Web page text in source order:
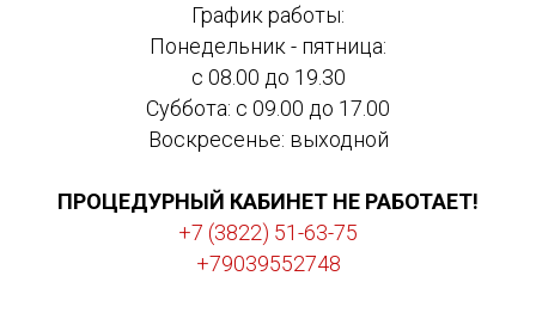
График работы:
Понедельник - пятница:
с 08.00 до 19.30
Суббота: с 09.00 до 17.00
Воскресенье: выходной
ПРОЦЕДУРНЫЙ КАБИНЕТ НЕ РАБОТАЕТ!
+7 (3822) 51-63-75
+79039552748